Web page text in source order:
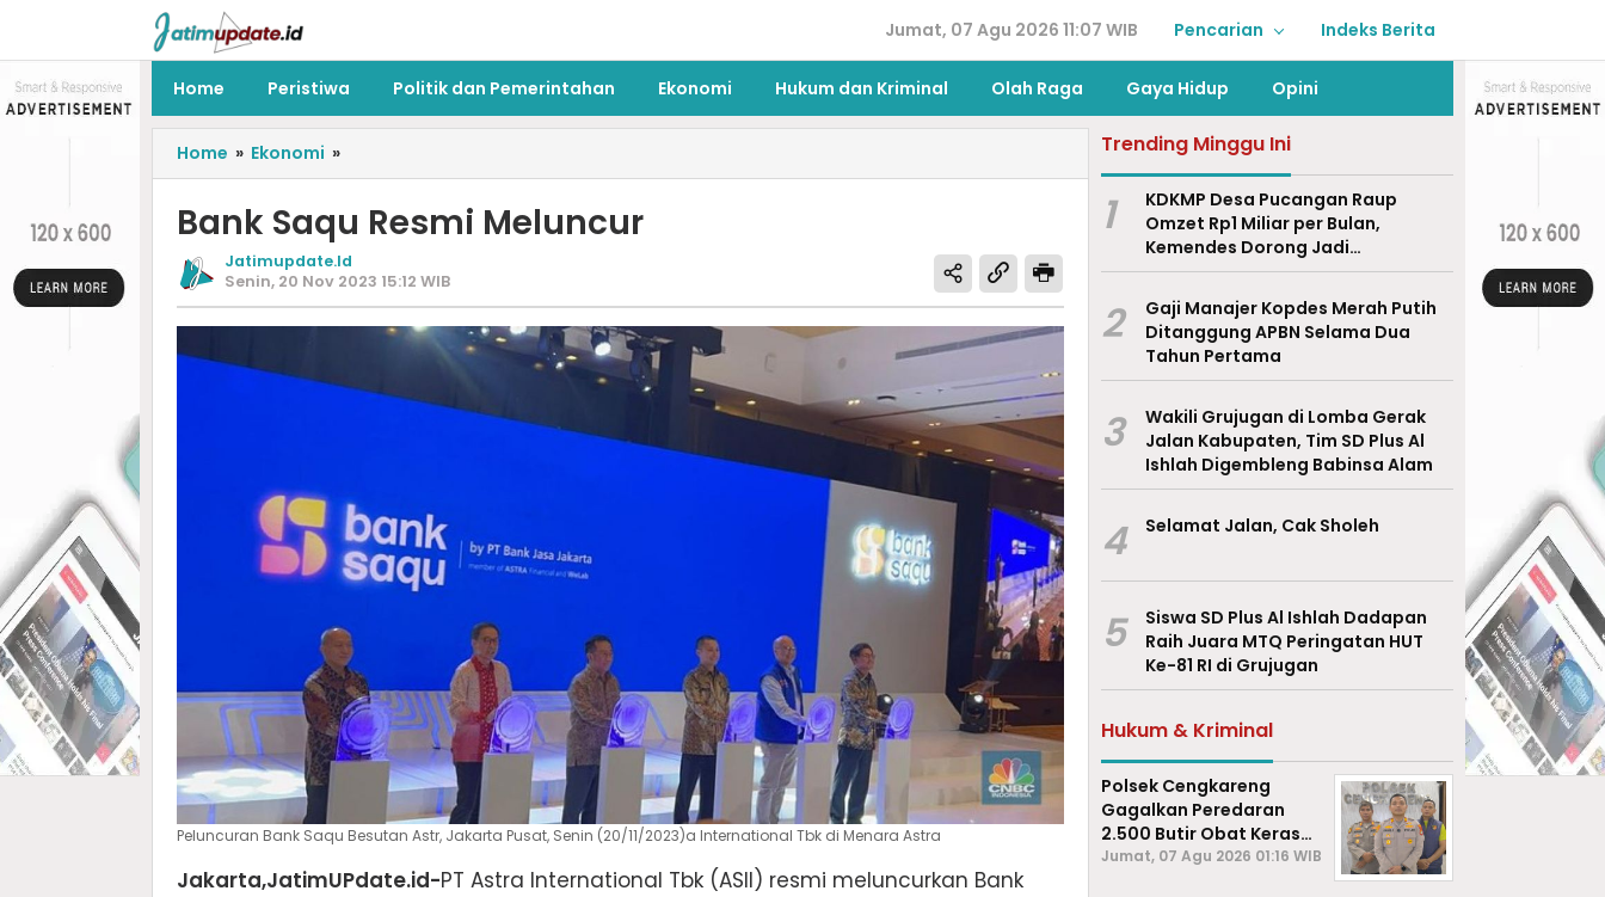
Jumat, 07 Agu 2026 11:07 WIB Pencarian Indeks Berita
Home Peristiwa Politik dan Pemerintahan Ekonomi Hukum dan Kriminal Olah Raga Gaya Hidup Opini
Home » Ekonomi »
Bank Saqu Resmi Meluncur
Jatimupdate.id
Senin, 20 Nov 2023 15:12 WIB
Peluncuran Bank Saqu Besutan Astr, Jakarta Pusat, Senin (20/11/2023)a International Tbk di Menara Astra
Jakarta,JatimUPdate.id-PT Astra International Tbk (ASII) resmi meluncurkan Bank
Trending Minggu Ini
1
KDKMP Desa Pucangan Raup
Omzet Rp1 Miliar per Bulan,
Kemendes Dorong Jadi
Percontohan Nasional
2
Gaji Manajer Kopdes Merah Putih
Ditanggung APBN Selama Dua
Tahun Pertama
3
Wakili Grujugan di Lomba Gerak
Jalan Kabupaten, Tim SD Plus Al
Ishlah Digembleng Babinsa Alam
4 Selamat Jalan, Cak Sholeh
5
Siswa SD Plus Al Ishlah Dadapan
Raih Juara MTQ Peringatan HUT
Ke-81 RI di Grujugan
Hukum & Kriminal
Polsek Cengkareng
Gagalkan Peredaran
2.500 Butir Obat Keras
Daftar G, Satu Pengedar
Jumat, 07 Agu 2026 01:16 WIB